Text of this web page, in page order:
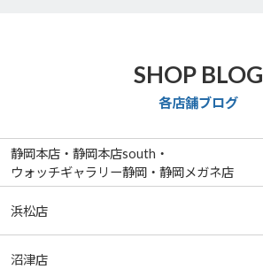
SHOP BLOG
各店舗ブログ
静岡本店・静岡本店south・
ウォッチギャラリー静岡・静岡メガネ店
浜松店
沼津店